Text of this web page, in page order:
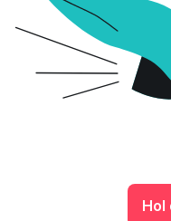
Hol